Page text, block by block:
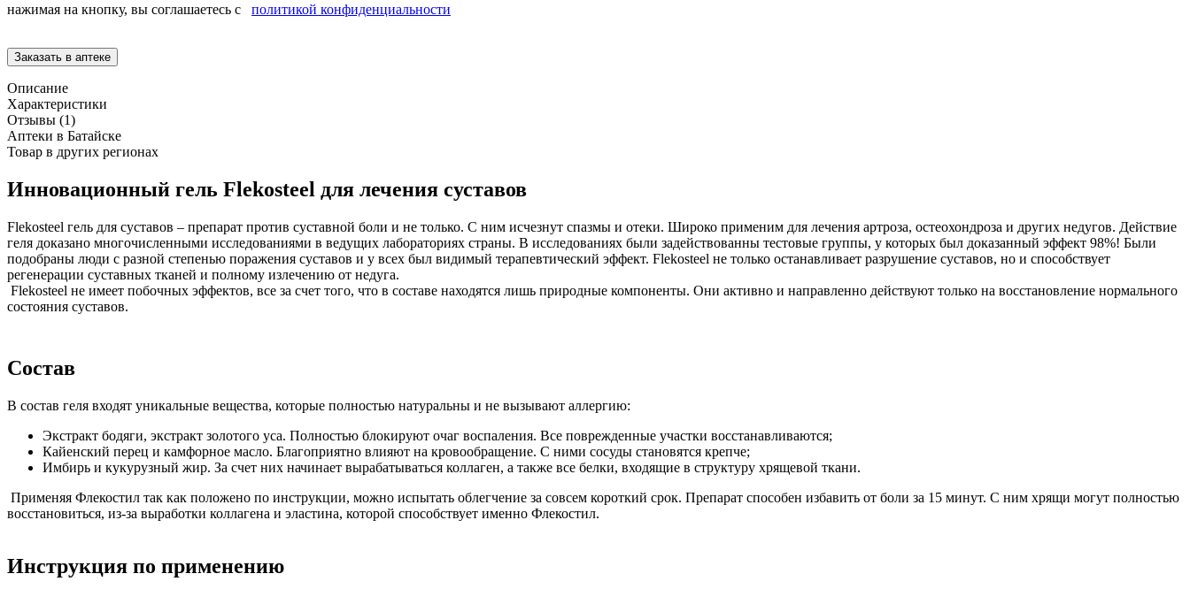
нажимая на кнопку, вы соглашаетесь с политикой конфиденциальности
Описание
Характеристики
Отзывы (1)
Аптеки в Батайске
Товар в других регионах
Инновационный гель Flekosteel для лечения суставов
Flekosteel гель для суставов – препарат против суставной боли и не только. С ним исчезнут спазмы и отеки. Широко применим для лечения артроза, остеохондроза и других недугов. Действие
геля доказано многочисленными исследованиями в ведущих лабораториях страны. В исследованиях были задействованны тестовые группы, у которых был доказанный эффект 98%! Были
подобраны люди с разной степенью поражения суставов и у всех был видимый терапевтический эффект. Flekosteel не только останавливает разрушение суставов, но и способствует
регенерации суставных тканей и полному излечению от недуга.
Flekosteel не имеет побочных эффектов, все за счет того, что в составе находятся лишь природные компоненты. Они активно и направленно действуют только на восстановление нормального
состояния суставов.
Состав
В состав геля входят уникальные вещества, которые полностью натуральны и не вызывают аллергию:
Экстракт бодяги, экстракт золотого уса. Полностью блокируют очаг воспаления. Все поврежденные участки восстанавливаются;
Кайенский перец и камфорное масло. Благоприятно влияют на кровообращение. С ними сосуды становятся крепче;
Имбирь и кукурузный жир. За счет них начинает вырабатываться коллаген, а также все белки, входящие в структуру хрящевой ткани.
Применяя Флекостил так как положено по инструкции, можно испытать облегчение за совсем короткий срок. Препарат способен избавить от боли за 15 минут. С ним хрящи могут полностью
восстановиться, из-за выработки коллагена и эластина, которой способствует именно Флекостил.
Инструкция по применению